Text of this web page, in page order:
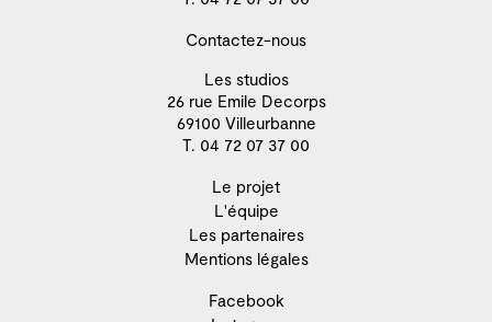
Contactez-nous
Les studios
26 rue Emile Decorps
69100 Villeurbanne
T. 04 72 07 37 00
Le projet
L'équipe
Les partenaires
Mentions légales
Facebook